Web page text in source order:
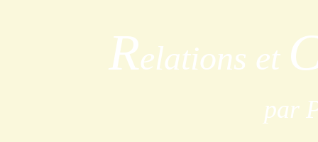
Relations et
par